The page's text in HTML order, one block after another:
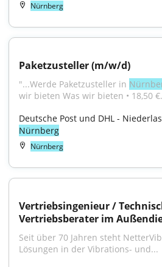
Nürnberg
Paketzusteller (m/w/d)
"...Werde Paketzusteller in
wir bieten Was wir bieten • 18,50
Nürnberg
Nürnberg
Vertriebsingenieur /
Vertriebsberater im
Seit über 70 Jahren steht
Lösungen in der Vibrations- und...